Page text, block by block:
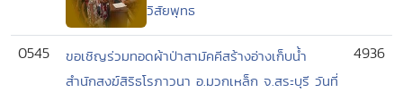
วิสัยพุทธ
0545
ขอเชิญร่วมทอดผ้าป่าสามัคคีสร้างอ่างเก็บน้ำ
สำนักสงฆ์สิริธโรภาวนา อ.มวกเหล็ก จ.สระบุรี วันที่
4936